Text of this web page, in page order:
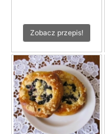
Zobacz przepis!